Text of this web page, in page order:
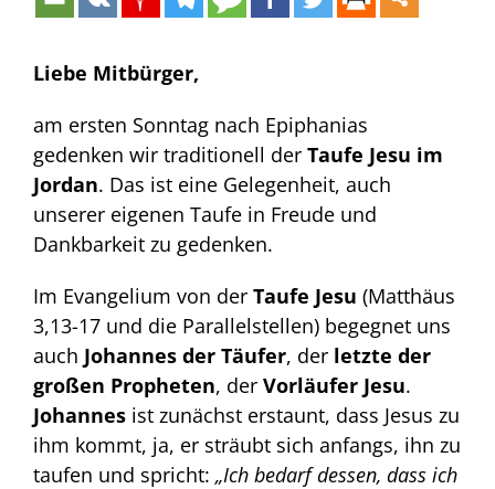
Liebe Mitbürger,
am ersten Sonntag nach Epiphanias
gedenken wir traditionell der Taufe Jesu im
Jordan. Das ist eine Gelegenheit, auch
unserer eigenen Taufe in Freude und
Dankbarkeit zu gedenken.
Im Evangelium von der Taufe Jesu (Matthäus
3,13-17 und die Parallelstellen) begegnet uns
auch Johannes der Täufer, der letzte der
großen Propheten, der Vorläufer Jesu.
Johannes ist zunächst erstaunt, dass Jesus zu
ihm kommt, ja, er sträubt sich anfangs, ihn zu
taufen und spricht: „Ich bedarf dessen, dass ich